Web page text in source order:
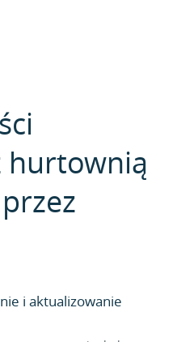
hurtownią
i aktualizowanie